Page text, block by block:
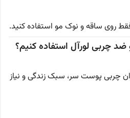
فقط روی ساقه و نوک مو استفاده کنید.
ضد چربی لورآل استفاده کنیم؟
چربی پوست سر، سبک زندگی و نیاز